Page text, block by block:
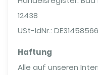
12438
USt-IdNr.:
Haftung
Alle auf unseren